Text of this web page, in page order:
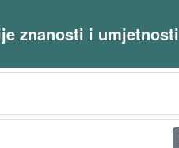
znanosti i umjetnosti